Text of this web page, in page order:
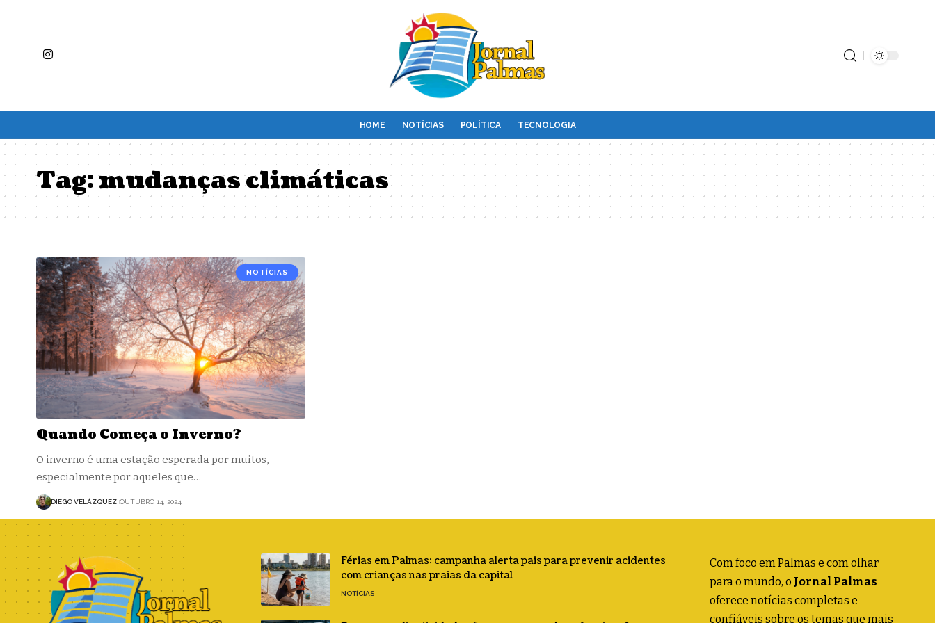
HOME NOTÍCIAS POLÍTICA TECNOLOGIA
Tag:mudanças climáticas
NOTÍCIAS
Quando Começa o Inverno?
O inverno é uma estação esperada por muitos,
especialmente por aqueles que…
DIEGO VELÁZQUEZ OUTUBRO 14, 2024
Férias em Palmas: campanha alerta pais para prevenir acidentes
com crianças nas praias da capital
NOTÍCIAS
Com foco em Palmas e com olhar
para o mundo, o Jornal Palmas
oferece notícias completas e
confiáveis sobre os temas que mais